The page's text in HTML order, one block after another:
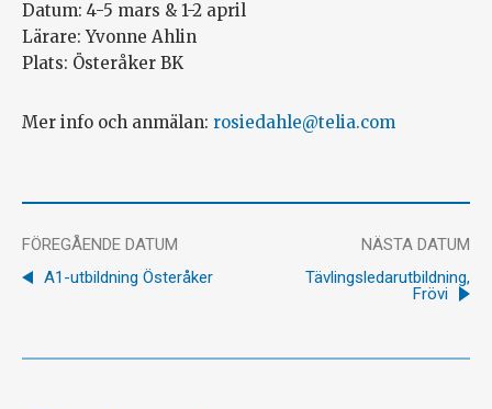
Datum: 4-5 mars & 1-2 april
Lärare: Yvonne Ahlin
Plats: Österåker BK
Mer info och anmälan: rosiedahle@telia.com
FÖREGÅENDE DATUM
A1-utbildning Österåker
NÄSTA DATUM
Tävlingsledarutbildning,
Frövi